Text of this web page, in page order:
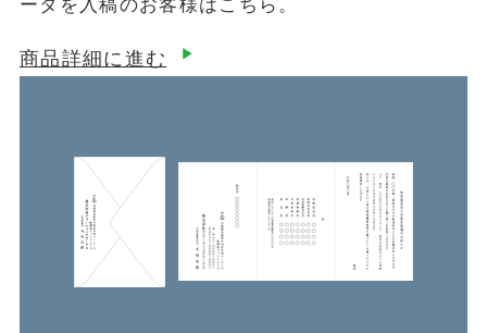
ータを入稿のお客様はこちら。
商品詳細に進む